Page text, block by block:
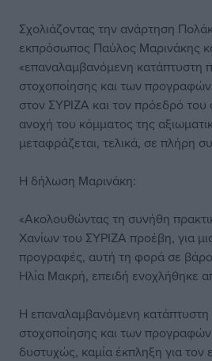
Σχολιάζοντας την ανάρτηση
εκπρόσωπος Παύλος Μαρινάκης
«επαναλαμβανόμενη κατάπτυστη
στοχοποίησης και των
στον ΣΥΡΙΖΑ και τον πρόεδρό του
ανοχή του κόμματος της
μεταφράζεται, τελικά, σε πλήρη
Η δήλωση Μαρινάκη:
«Ακολουθώντας τη συνήθη
Χανίων του ΣΥΡΙΖΑ προέβη, για
προγραφές, αυτή τη φορά σε
Ηλία Μακρή, επειδή ενοχλήθηκε
Η επαναλαμβανόμενη κατάπτυστη
στοχοποίησης και των
δυστυχώς, καμία έκπληξη για